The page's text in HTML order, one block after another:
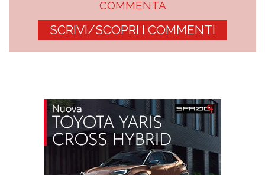
COMMENTA
SCRIVI/SCOPRI I COMMENTI